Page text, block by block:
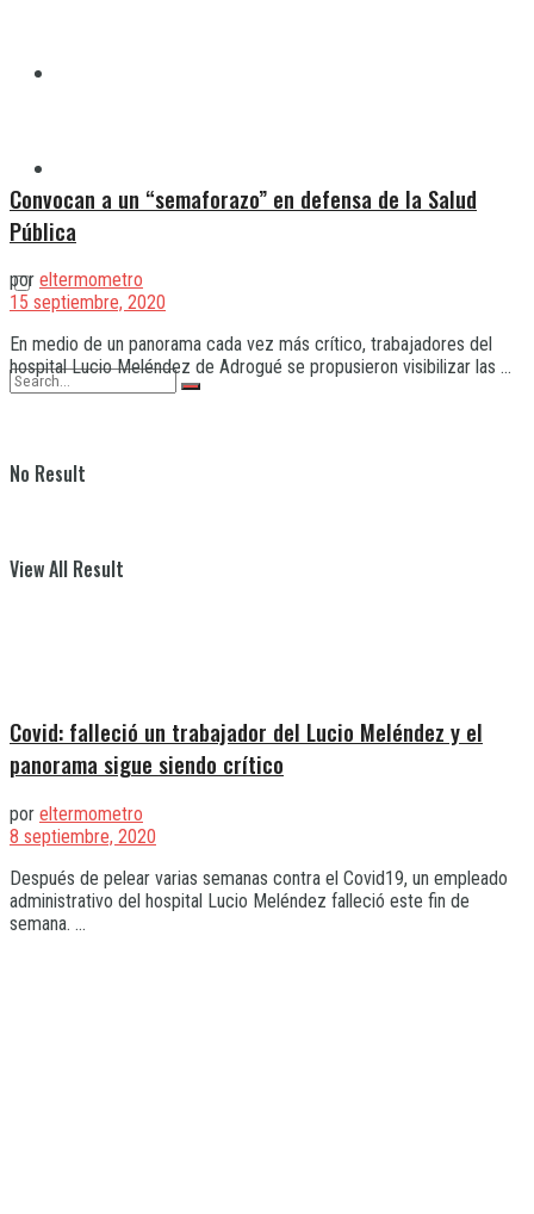
No Result
View All Result
Convocan a un “semaforazo” en defensa de la Salud
Pública
por eltermometro
15 septiembre, 2020
En medio de un panorama cada vez más crítico, trabajadores del
hospital Lucio Meléndez de Adrogué se propusieron visibilizar las ...
Covid: falleció un trabajador del Lucio Meléndez y el
panorama sigue siendo crítico
por eltermometro
8 septiembre, 2020
Después de pelear varias semanas contra el Covid19, un empleado
administrativo del hospital Lucio Meléndez falleció este fin de
semana. ...